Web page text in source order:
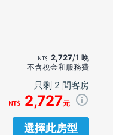
2,727/1 晚
不含稅金和服務費
只剩 2 間客房
2,727元
選擇此房型